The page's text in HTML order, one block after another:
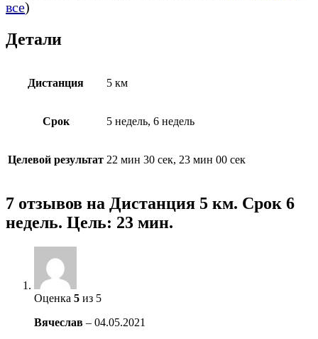
все)
Детали
Дистанция 5 км
Срок 5 недель, 6 недель
Целевой результат 22 мин 30 сек, 23 мин 00 сек
7 отзывов на Дистанция 5 км. Срок 6
недель. Цель: 23 мин.
Оценка 5 из 5
Вячеслав – 04.05.2021